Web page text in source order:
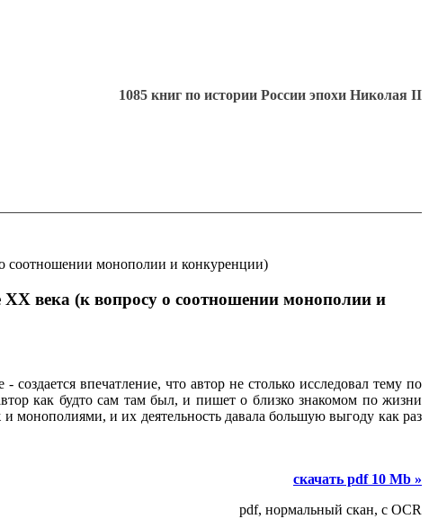
1085 книг по истории России эпохи Николая II
соотношении монополии и конкуренции)
века (к вопросу о соотношении монополии и
впечатление, что автор не столько исследовал тему по
как будто сам там был, и пишет о близко знакомом по жизни
монополиями, и их деятельность давала большую выгоду как раз
скачать pdf 10 Mb »
pdf, нормальный скан, с OCR